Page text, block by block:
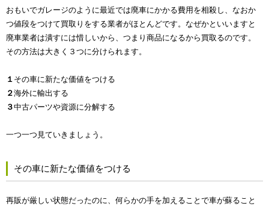
おもいでガレージのように最近では廃車にかかる費用を相殺し、なおか
つ値段をつけて買取りをする業者がほとんどです。なぜかといいますと
廃車業者は潰すには惜しいから、つまり商品になるから買取るのです。
その方法は大きく３つに分けられます。
１ その車に新たな価値をつける
２海外に輸出する
３中古パーツや資源に分解する
一つ一つ見ていきましょう。
その車に新たな価値をつける
再販が厳しい状態だったのに、何らかの手を加えることで車が蘇ること